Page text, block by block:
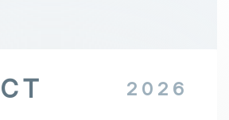
2026